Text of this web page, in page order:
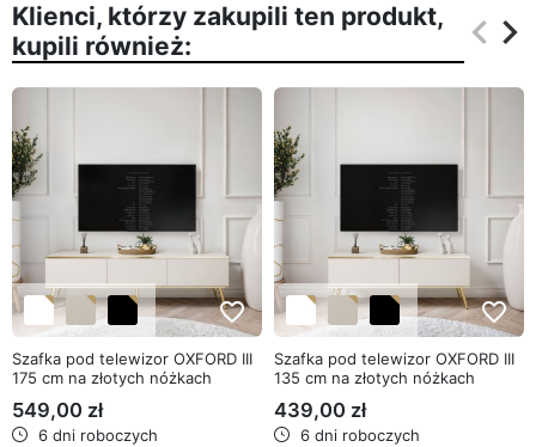
Klienci, którzy zakupili ten produkt,
kupili również:
keyboard_arrow_left
keyboard_arrow_right
favorite_border
Szafka pod telewizor OXFORD III
175 cm na złotych nóżkach
549,00 zł
6 dni roboczych
favorite_border
Szafka pod telewizor OXFORD III
135 cm na złotych nóżkach
439,00 zł
6 dni roboczych